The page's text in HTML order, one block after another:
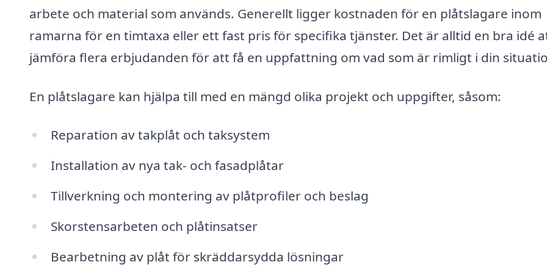
arbete och material som används. Generellt ligger kostnaden för en plåtslagare inom
ramarna för en timtaxa eller ett fast pris för specifika tjänster. Det är alltid en bra idé
jämföra flera erbjudanden för att få en uppfattning om vad som är rimligt i din
En plåtslagare kan hjälpa till med en mängd olika projekt och uppgifter, såsom:
Reparation av takplåt och taksystem
Installation av nya tak- och fasadplåtar
Tillverkning och montering av plåtprofiler och beslag
Skorstensarbeten och plåtinsatser
Bearbetning av plåt för skräddarsydda lösningar